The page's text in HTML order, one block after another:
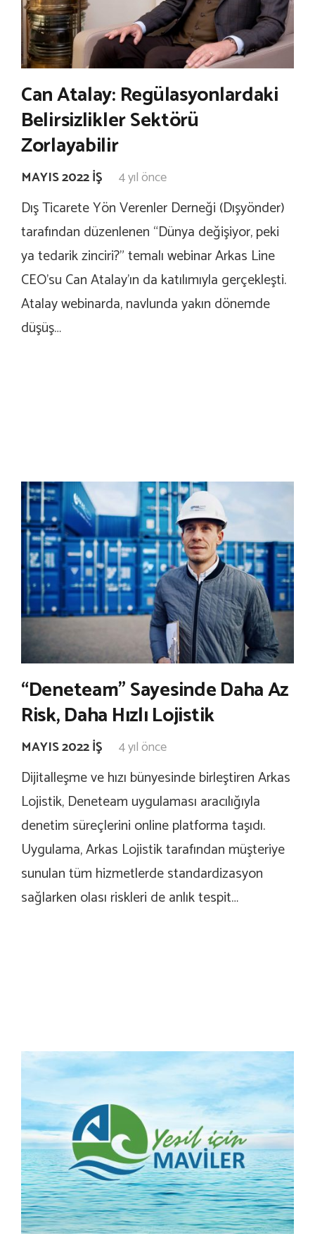
Can Atalay: Regülasyonlardaki
Belirsizlikler Sektörü
Zorlayabilir
MAYIS 2022 İŞ 4 yıl önce
Dış Ticarete Yön Verenler Derneği (Dışyönder)
tarafından düzenlenen “Dünya değişiyor, peki
ya tedarik zinciri?” temalı webinar Arkas Line
CEO’su Can Atalay’ın da katılımıyla gerçekleşti.
Atalay webinarda, navlunda yakın dönemde
düşüş…
“Deneteam” Sayesinde Daha Az
Risk, Daha Hızlı Lojistik
MAYIS 2022 İŞ 4 yıl önce
Dijitalleşme ve hızı bünyesinde birleştiren Arkas
Lojistik, Deneteam uygulaması aracılığıyla
denetim süreçlerini online platforma taşıdı.
Uygulama, Arkas Lojistik tarafından müşteriye
sunulan tüm hizmetlerde standardizasyon
sağlarken olası riskleri de anlık tespit…